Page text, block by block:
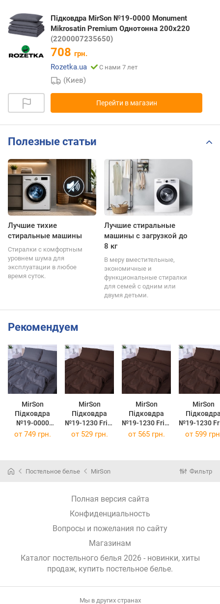
Підковдра MirSon №19-0000 Monument
Mikrosatin Premium Однотонна 200х220
(2200007235650)
708 грн.
Rozetka.ua
С нами 7 лет
(Киев)
Перейти в магазин
Полезные статьи
Лучшие тихие
стиральные машины
Стиралки с комфортным
уровнем шума для
эксплуатации в любое
время суток.
Лучшие стиральные
машины с загрузкой до
8 кг
В меру вместительные,
экономичные и
функциональные стиралки
для семей с одним или
двумя детьми.
Рекомендуем
MirSon
Підковдра
№19-0000
Monument
MirSon
Підковдра
№19-1230 Friar
Brown
MirSon
Підковдра
№19-1230 Friar
Brown
MirSon
№19-1230
Brown
от 749 грн. от 529 грн. от 565 грн. от 599
Постельное белье MirSon Фильтр
Полная версия сайта
Конфиденциальность
Вопросы и пожелания по сайту
Магазинам
Каталог постельного белья 2026 - новинки, хиты
продаж, купить постельное белье.
Мы в других странах